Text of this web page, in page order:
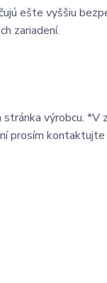
ešte vyššiu
zariadení.
výrobcu.
prosím